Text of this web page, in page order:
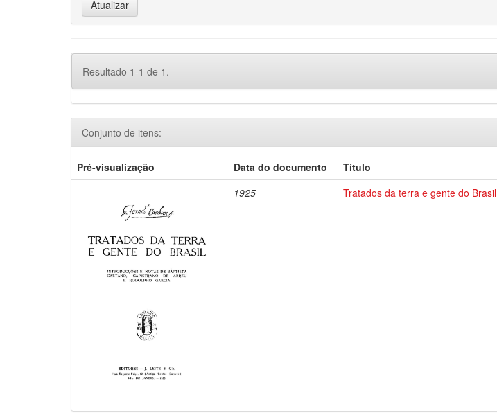
Resultado 1-1 de 1.
Conjunto de itens:
Pré-visualização Data do documento Título
1925
Tratados da terra e gente do Brasil